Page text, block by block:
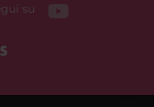
su